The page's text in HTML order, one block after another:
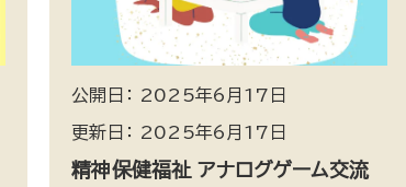
公開日： 2025年6月17日
更新日： 2025年6月17日
精神保健福祉 アナログゲーム交流